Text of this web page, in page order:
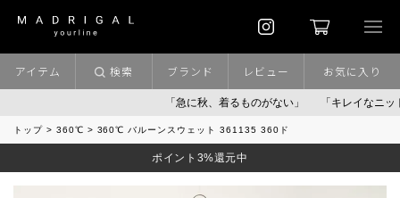
「急に秋、着るものがない」 「キレイなニット」 ポ
アイテム 検索 ブランド レビュー お気に入り
トップ 360℃ 360℃ バルーンスウェット 361135 360ド
ポイント3%還元中